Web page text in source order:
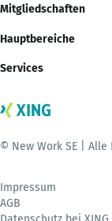
Mitgliedschaften
Hauptbereiche
Services
© New Work SE |
Impressum
AGB